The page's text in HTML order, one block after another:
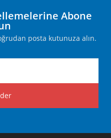
Abone
posta kutunuza alın.